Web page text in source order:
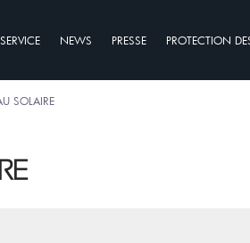
NEWS PRESSE PROTECTION
SOLAIRE